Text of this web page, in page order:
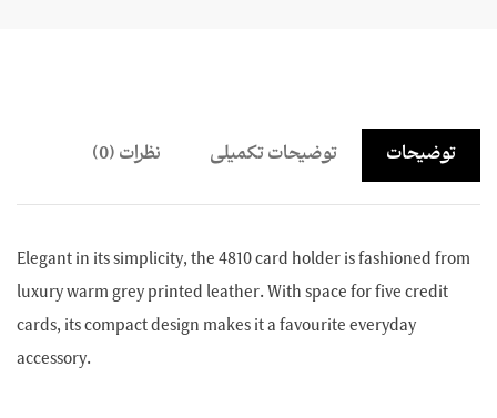
توضیحات توضیحات تکمیلی نظرات (0)
Elegant in its simplicity, the 4810 card holder is fashioned from
luxury warm grey printed leather. With space for five credit
cards, its compact design makes it a favourite everyday
accessory.